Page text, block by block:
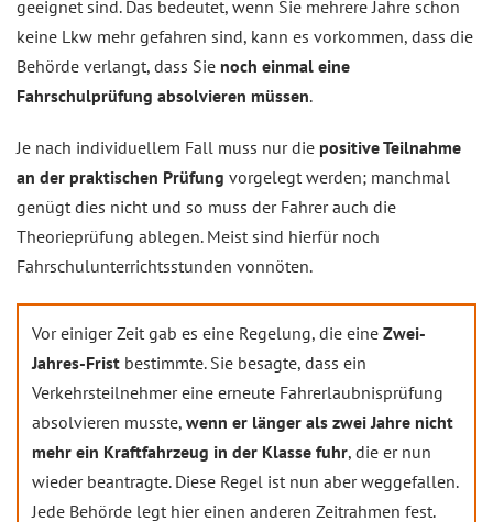
geeignet sind. Das bedeutet, wenn Sie mehrere Jahre schon
keine Lkw mehr gefahren sind, kann es vorkommen, dass die
Behörde verlangt, dass Sie noch einmal eine
Fahrschulprüfung absolvieren müssen.
Je nach individuellem Fall muss nur die positive Teilnahme
an der praktischen Prüfung vorgelegt werden; manchmal
genügt dies nicht und so muss der Fahrer auch die
Theorieprüfung ablegen. Meist sind hierfür noch
Fahrschulunterrichtsstunden vonnöten.
Vor einiger Zeit gab es eine Regelung, die eine Zwei-
Jahres-Frist bestimmte. Sie besagte, dass ein
Verkehrsteilnehmer eine erneute Fahrerlaubnisprüfung
absolvieren musste, wenn er länger als zwei Jahre nicht
mehr ein Kraftfahrzeug in der Klasse fuhr, die er nun
wieder beantragte. Diese Regel ist nun aber weggefallen.
Jede Behörde legt hier einen anderen Zeitrahmen fest.